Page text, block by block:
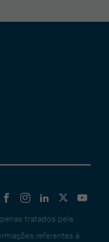
tratados pela
referentes à